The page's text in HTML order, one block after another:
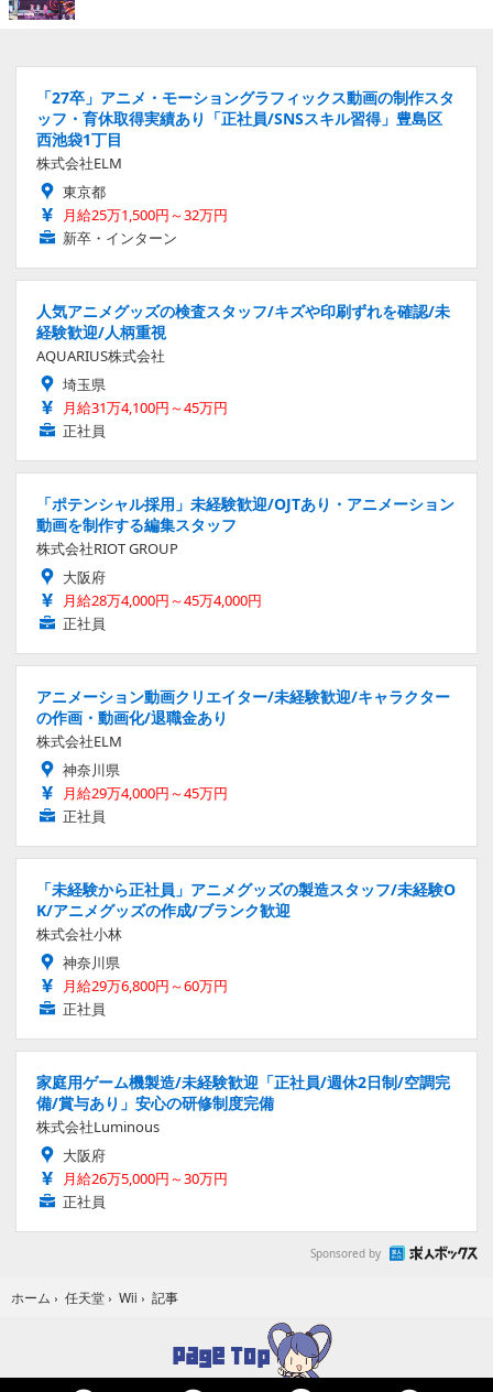
「27卒」アニメ・モーショングラフィックス動画の制作スタ
ッフ・育休取得実績あり「正社員/SNSスキル習得」豊島区
西池袋1丁目
株式会社ELM
東京都
月給25万1,500円～32万円
新卒・インターン
人気アニメグッズの検査スタッフ/キズや印刷ずれを確認/未
経験歓迎/人柄重視
AQUARIUS株式会社
埼玉県
月給31万4,100円～45万円
正社員
「ポテンシャル採用」未経験歓迎/OJTあり・アニメーション
動画を制作する編集スタッフ
株式会社RIOT GROUP
大阪府
月給28万4,000円～45万4,000円
正社員
アニメーション動画クリエイター/未経験歓迎/キャラクター
の作画・動画化/退職金あり
株式会社ELM
神奈川県
月給29万4,000円～45万円
正社員
「未経験から正社員」アニメグッズの製造スタッフ/未経験O
K/アニメグッズの作成/ブランク歓迎
株式会社小林
神奈川県
月給29万6,800円～60万円
正社員
家庭用ゲーム機製造/未経験歓迎「正社員/週休2日制/空調完
備/賞与あり」安心の研修制度完備
株式会社Luminous
大阪府
月給26万5,000円～30万円
正社員
Sponsored by
ホーム › 任天堂 › Wii › 記事